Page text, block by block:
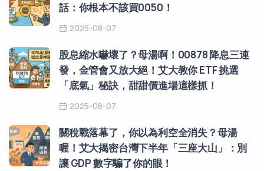
話：你根本不該買0050！
2025-08-07
股息縮水嚇壞了？母湯啊！00878 降息三連
發，金管會又放大絕！艾大教你 ETF 挑選
「底氣」秘訣，甜甜價進場這樣抓！
2025-08-07
關稅戰落幕了，你以為利空全消失？母湯
喔！艾大揭密台灣下半年「三座大山」：別
讓 GDP 數字騙了你的眼！